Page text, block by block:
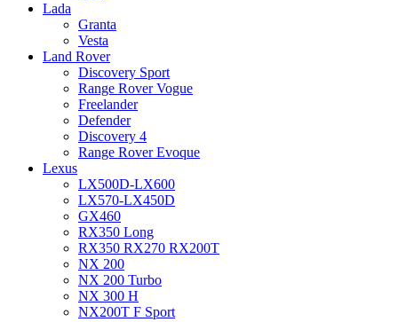
Lada
Granta
Vesta
Land Rover
Discovery Sport
Range Rover Vogue
Freelander
Defender
Discovery 4
Range Rover Evoque
Lexus
LX500D-LX600
LX570-LX450D
GX460
RX350 Long
RX350 RX270 RX200T
NX 200
NX 200 Turbo
NX 300 H
NX200T F Sport